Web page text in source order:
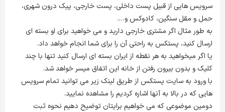
سرویس هایی از قبیل پست داخلی، پست خارجی، پیک درون شهری،
حمل و مقل سنگین، کادوکس و….
به طور مثال اگر مشتری خارجی دارید و می خواهید برای او بسته ای
ارسال کنید، پستکس به راحتی آن را برای شما انجام خواهد داد.
یا اگر میخواهید به هر نقطه از ایران بسته ای ارسال کنید تنها با چند
کلیک و بدون بیرون رفتن از خانه این اتفاق میسر خواهد شد.
با ورود به سایت پستکس از طریق لینک زیر می توانید تمام سرویس
هایی که در بالا به آنها اشاره کردیم را مشاهده نمایید.
دومین موضوعی که می خواهیم برایتان توضیح دهیم نحوه ثبت